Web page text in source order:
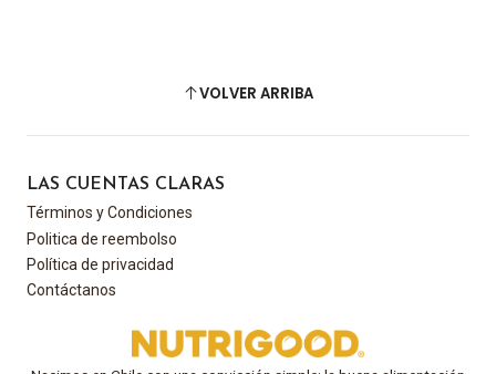
VOLVER ARRIBA
LAS CUENTAS CLARAS
Términos y Condiciones
Politica de reembolso
Política de privacidad
Contáctanos